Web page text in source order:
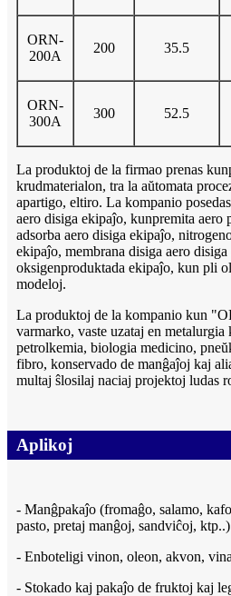
ORN-
200A
200 35.5
ORN-
300A
300 52.5
La produktoj de la firmao prenas
krudmaterialon, tra la aŭtomata
apartigo, eltiro. La kompanio
aero disiga ekipaĵo, kunpremita aero
adsorba aero disiga ekipaĵo,
ekipaĵo, membrana disiga aero
oksigenproduktada ekipaĵo, kun pli
modeloj.
La produktoj de la kompanio kun
varmarko, vaste uzataj en
petrolkemia, biologia medicino,
fibro, konservado de manĝaĵoj kaj
multaj ŝlosilaj naciaj projektoj ludas
Aplikoj
- Manĝpakaĵo (fromaĝo, salamo,
pasto, pretaj manĝoj, sandviĉoj, ktp..)
- Enboteligi vinon, oleon, akvon,
- Stokado kaj pakaĵo de fruktoj kaj